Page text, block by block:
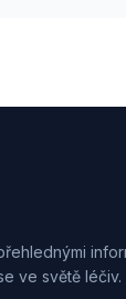
ve světě léčiv.